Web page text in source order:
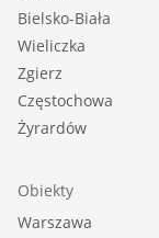
Bielsko-Biała
Wieliczka
Zgierz
Częstochowa
Żyrardów
Obiekty
Warszawa